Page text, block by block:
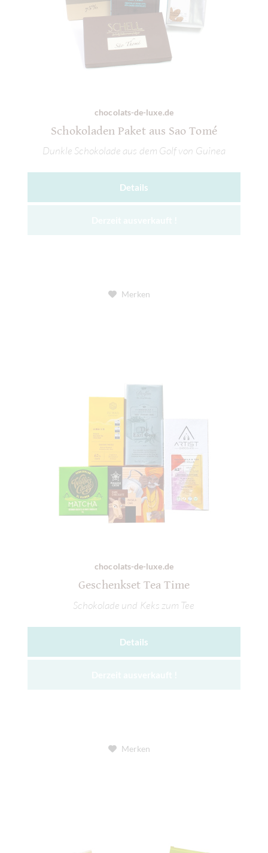
chocolats-de-luxe.de
Schokoladen Paket aus Sao Tomé
Dunkle Schokolade aus dem Golf von Guinea
Details
Merken
chocolats-de-luxe.de
Geschenkset Tea Time
Schokolade und Keks zum Tee
Details
Merken